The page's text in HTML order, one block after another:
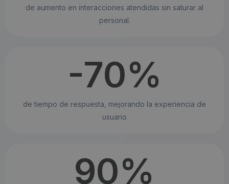
de aumento en interacciones atendidas sin saturar al
personal.
-70%
de tiempo de respuesta, mejorando la experiencia de
usuario
90%